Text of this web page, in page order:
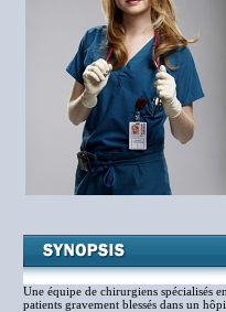
Une équipe de chirurgiens spécialisés
patients gravement blessés dans un